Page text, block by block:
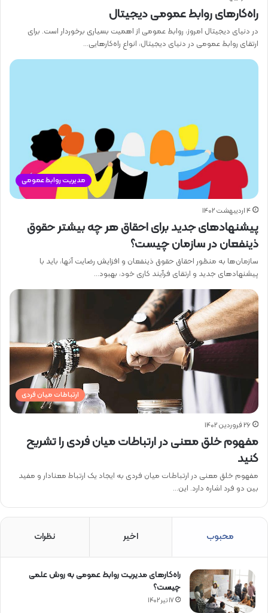
راه‌کارهای روابط عمومی دیجیتال
در دنیای دیجیتال امروز، روابط عمومی از اهمیت بسیاری برخوردار است. برای
ارتقای روابط عمومی در دنیای دیجیتال، انواع راه‌کارهایی…
مدیریت روابط عمومی
4 اردیبهشت 1402
پیشنهاد‌های جدید برای احقاق هر چه بیشتر حقوق
ذینفعان در سازمان چیست؟
سازمان‌ها به منظور احقاق حقوق ذینفعان و افزایش رضایت آنها، باید با
پیشنهاد‌های جدید و ارتقای فرآیند کاری خود، بهبود…
ارتباطات میان فردی
26 فروردین 1402
مفهوم خلق معنی در ارتباطات میان فردی را تشریح
کنید
مفهوم خلق معنی در ارتباطات میان فردی به ایجاد یک ارتباط معنادار و مفید
بین دو فرد اشاره دارد. این…
محبوب اخیر نظرات
راه‌کارهای مدیریت روابط عمومی به روش علمی
چیست؟
17 تیر 1402